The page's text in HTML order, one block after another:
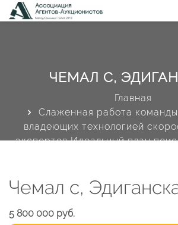
ЧЕМАЛ С,
Главная
Слаженная работа
владеющих технологией
экспертов Идеальный план
Чемал с,
5 800 000 руб.